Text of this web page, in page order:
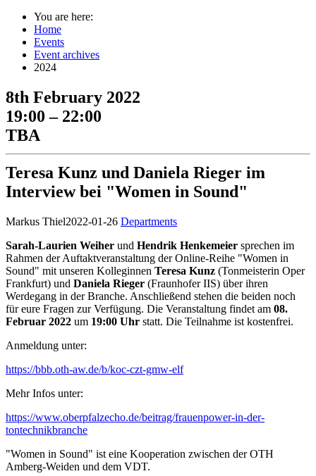
You are here:
Home
Events
Event archives
2024
8th February 2022
19:00 – 22:00
TBA
Teresa Kunz und Daniela Rieger im
Interview bei "Women in Sound"
Markus Thiel2022-01-26 Departments
Sarah-Laurien Weiher und Hendrik Henkemeier sprechen im
Rahmen der Auftaktveranstaltung der Online-Reihe "Women in
Sound" mit unseren Kolleginnen Teresa Kunz (Tonmeisterin Oper
Frankfurt) und Daniela Rieger (Fraunhofer IIS) über ihren
Werdegang in der Branche. Anschließend stehen die beiden noch
für eure Fragen zur Verfügung. Die Veranstaltung findet am 08.
Februar 2022 um 19:00 Uhr statt. Die Teilnahme ist kostenfrei.
Anmeldung unter:
https://bbb.oth-aw.de/b/koc-czt-gmw-elf
Mehr Infos unter:
https://www.oberpfalzecho.de/beitrag/frauenpower-in-der-
tontechnikbranche
"Women in Sound" ist eine Kooperation zwischen der OTH
Amberg-Weiden und dem VDT.